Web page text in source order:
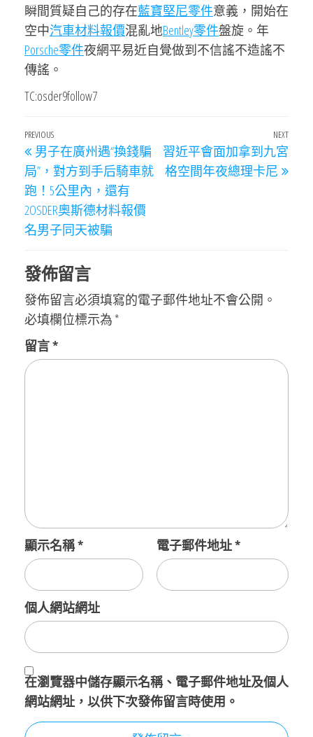
瞬間質疑自己的存在藍寶堅尼零件意義，開始在
空中汽車材料報價混亂地Bentley零件盤旋。年
Porsche零件夜網平易近自覺做到不信謠不造謠不
傳謠。
TC:osder9follow7
文
章
導
覽
Previous
Post
PREVIOUS
男子在廣州遇“換錢騙
局”，對方到手后騎車就
跑！5公里內，還有
2OSDER奧斯德材料報價
名男子同天被騙
Next
NEXT
習近平會面加拿到九宮
格空間年夜總理卡尼
發佈留言
發佈留言必須填寫的電子郵件地址不會公開。
必填欄位標示為 *
留言*
顯示名稱* 電子郵件地址*
個人網站網址
在瀏覽器中儲存顯示名稱、電子郵件地址及個人
網站網址，以供下次發佈留言時使用。